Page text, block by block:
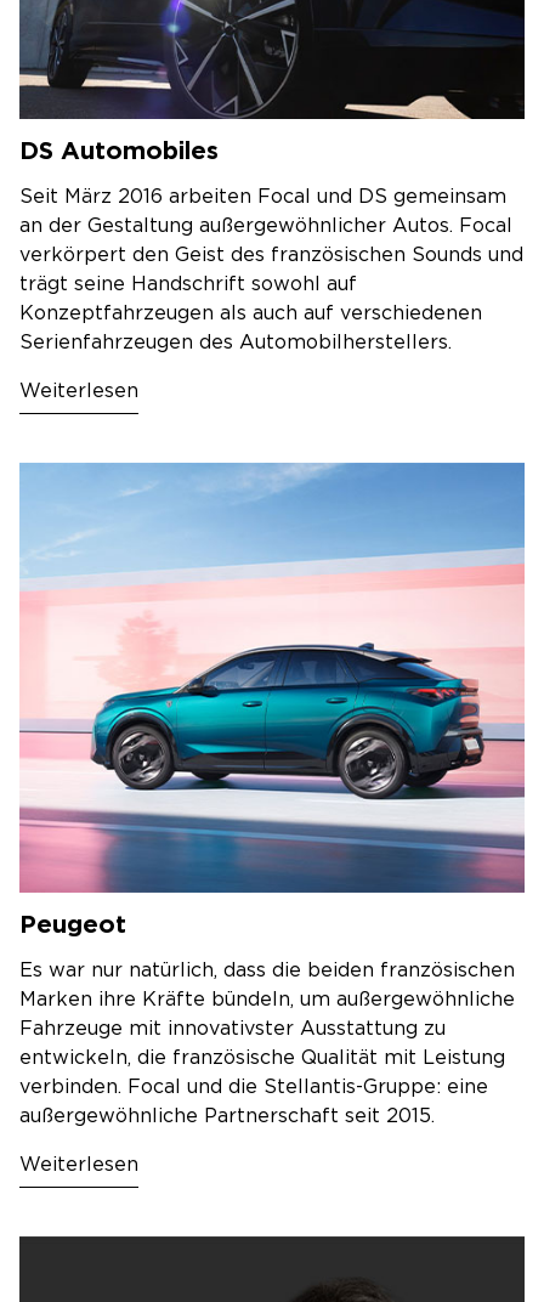
DS Automobiles
Seit März 2016 arbeiten Focal und DS gemeinsam
an der Gestaltung außergewöhnlicher Autos. Focal
verkörpert den Geist des französischen Sounds und
trägt seine Handschrift sowohl auf
Konzeptfahrzeugen als auch auf verschiedenen
Serienfahrzeugen des Automobilherstellers.
Weiterlesen
Peugeot
Es war nur natürlich, dass die beiden französischen
Marken ihre Kräfte bündeln, um außergewöhnliche
Fahrzeuge mit innovativster Ausstattung zu
entwickeln, die französische Qualität mit Leistung
verbinden. Focal und die Stellantis-Gruppe: eine
außergewöhnliche Partnerschaft seit 2015.
Weiterlesen